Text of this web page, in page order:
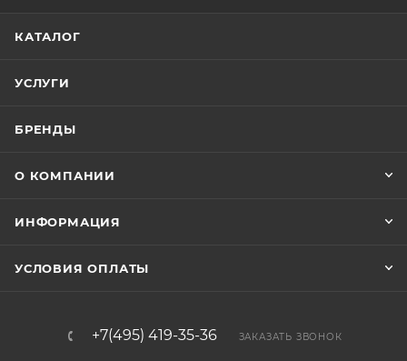
КАТАЛОГ
УСЛУГИ
БРЕНДЫ
О КОМПАНИИ
ИНФОРМАЦИЯ
УСЛОВИЯ ОПЛАТЫ
+7(495) 419-35-36 ЗАКАЗАТЬ ЗВОНОК